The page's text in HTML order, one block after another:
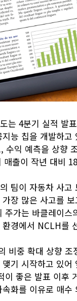
는 4분기 실적 발
능 칩을 개발하
수익 예측을 상향
출이 작년 대비
팀이 자동차 사
장 많은 사고를
가는 바클레이
경에서 NCLH를
비중 확대 상향
기 시작하고 있
이 좋은 발표 이후
화를 이유로 매수